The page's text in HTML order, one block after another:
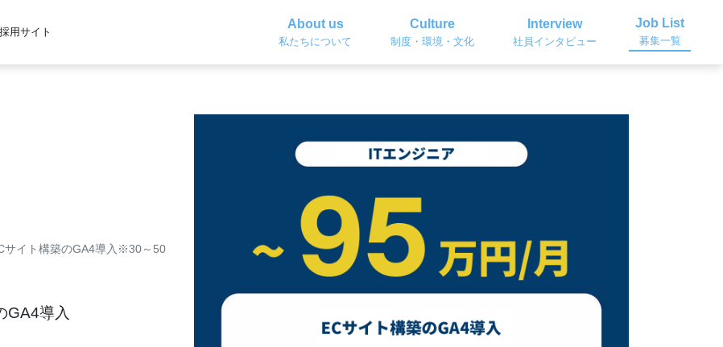
採用サイト
About us
私たちについて
Culture
制度・環境・文化
Interview
社員インタビュー
Job List
募集一覧
サイト構築のGA4導入※30～50
導入